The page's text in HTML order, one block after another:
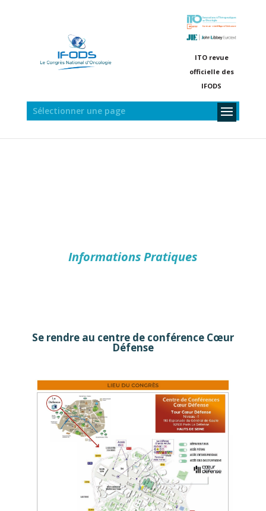
ITO revue
officielle des
IFODS
Sélectionner une page
Informations Pratiques
Se rendre au centre de conférence Cœur
Défense